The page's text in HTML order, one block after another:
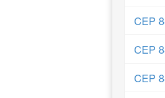
CEP
CEP
CEP